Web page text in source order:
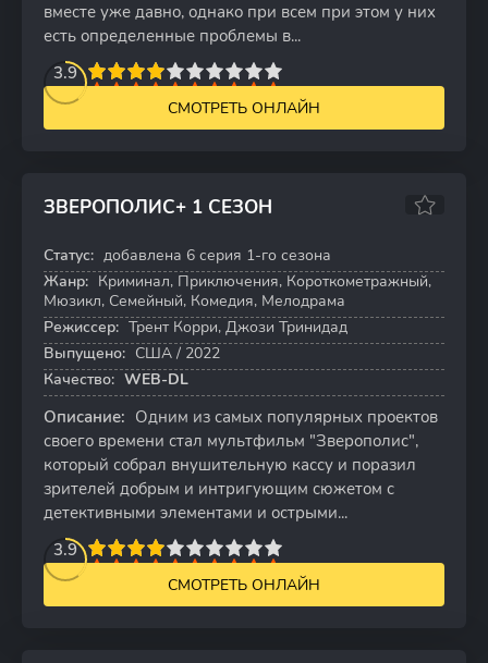
вместе уже давно, однако при всем при этом у них
есть определенные проблемы в...
3.9
5 6 7 8 9 10
СМОТРЕТЬ ОНЛАЙН
ЗВЕРОПОЛИС+ 1 СЕЗОН
6 серий
6.7 6.8
Статус: добавлена 6 серия 1-го сезона
Жанр: Криминал, Приключения, Короткометражный,
Мюзикл, Семейный, Комедия, Мелодрама
Режиссер: Трент Корри, Джози Тринидад
Выпущено: США / 2022
Качество: WEB-DL
Описание: Одним из самых популярных проектов
своего времени стал мультфильм "Зверополис",
который собрал внушительную кассу и поразил
зрителей добрым и интригующим сюжетом с
детективными элементами и острыми...
3.9
5 6 7 8 9 10
СМОТРЕТЬ ОНЛАЙН